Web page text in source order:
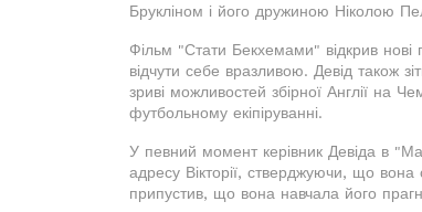
Брукліном і його дружиною Ніколою
Фільм "Стати Бекхемами" відкрив нові
відчути себе вразливою. Девід також
зриві можливостей збірної Англії на
футбольному екіпіруванні.
У певний момент керівник Девіда в
адресу Вікторії, стверджуючи, що
припустив, що вона навчала його